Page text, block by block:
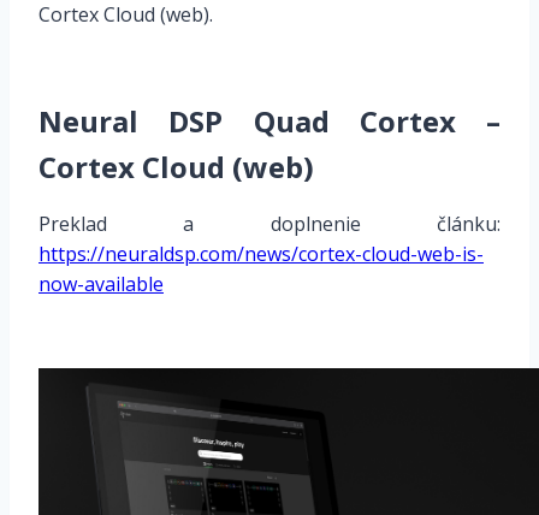
Cortex Cloud (web).
Neural DSP Quad Cortex –
Cortex Cloud (web)
Preklad a doplnenie článku:
https://neuraldsp.com/news/cortex-cloud-web-is-
now-available